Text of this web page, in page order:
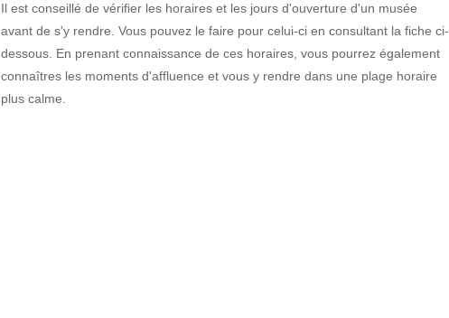
Il est conseillé de vérifier les horaires et les jours d'ouverture d'un musée
avant de s'y rendre. Vous pouvez le faire pour celui-ci en consultant la fiche ci-
dessous. En prenant connaissance de ces horaires, vous pourrez également
connaîtres les moments d'affluence et vous y rendre dans une plage horaire
plus calme.